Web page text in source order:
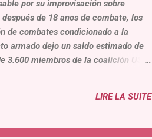
por su improvisación sobre
de 18 anos de combate, los
de combates condicionado a la
armado dejo un saldo estimado de
3.600 miembros de la coalición USA
en Afganistán, metiendo en
de Estado de USA, Mike
LIRE LA SUITE